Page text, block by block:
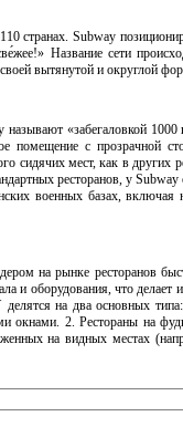
странах. Subway
Название сети
вытянутой и округлой
«забегаловкой 1000
помещение с прозрачной
сидячих мест, как в других
ресторанов, у Subway
военных базах, включая
на рынке ресторанов
и оборудования, что
на два основных
окнами. 2. Рестораны на
на видных местах